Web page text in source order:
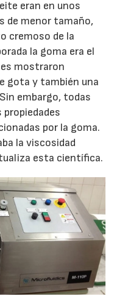
eran en unos
de menor tamaño,
cremoso de la
la goma era el
mostraron
gota y también una
embargo, todas
por la goma.
la viscosidad
esta científica.